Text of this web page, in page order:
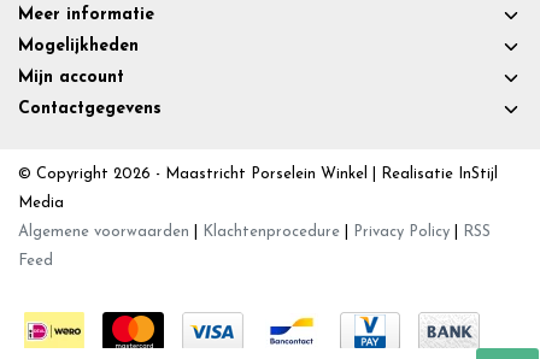
Meer informatie
Mogelijkheden
Mijn account
Contactgegevens
© Copyright 2026 - Maastricht Porselein Winkel | Realisatie InStijl
Media
Algemene voorwaarden
Klachtenprocedure Privacy Policy
RSS
Feed